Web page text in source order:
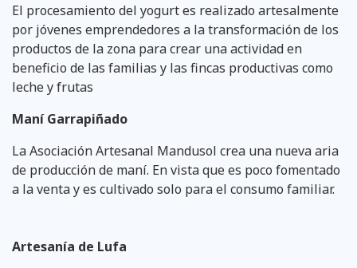
El procesamiento del yogurt es realizado artesalmente
por jóvenes emprendedores a la transformación de los
productos de la zona para crear una actividad en
beneficio de las familias y las fincas productivas como
leche y frutas
Maní Garrapiñado
La Asociación Artesanal Mandusol crea una nueva aria
de producción de maní. En vista que es poco fomentado
a la venta y es cultivado solo para el consumo familiar.
Artesanía de Lufa